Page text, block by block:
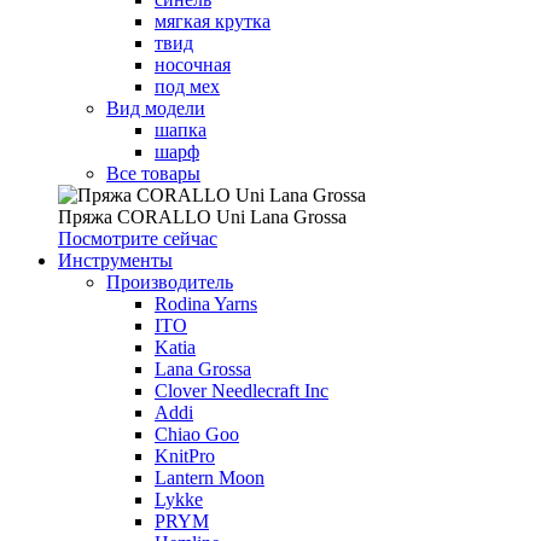
мягкая крутка
твид
носочная
под мех
Вид модели
шапка
шарф
Все товары
Пряжа CORALLO Uni Lana Grossa
Посмотрите сейчас
Инструменты
Производитель
Rodina Yarns
ITO
Katia
Lana Grossa
Clover Needlecraft Inc
Addi
Chiao Goo
KnitPro
Lantern Moon
Lykke
PRYM